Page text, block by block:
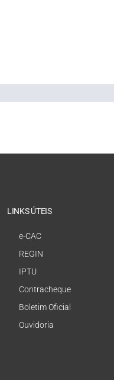
LINKS ÚTEIS
e-CAC
REGIN
IPTU
Contracheque
Boletim Oficial
Ouvidoria